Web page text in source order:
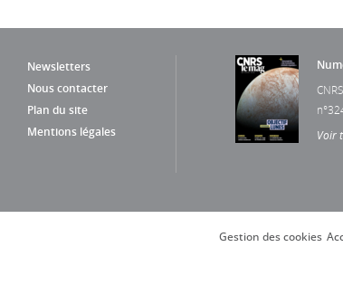
Newsletters
Nous contacter
Plan du site
Mentions légales
Voir
Gestion des cookies
en garantissant la conformité avec